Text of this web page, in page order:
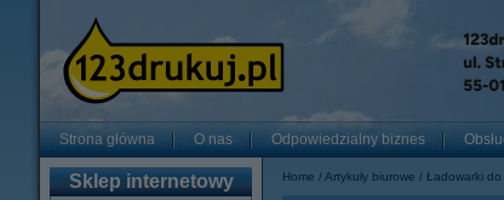
Strona główna O nas Odpowiedzialny biznes
Sklep internetowy Home Artykuły biurowe Ładowarki